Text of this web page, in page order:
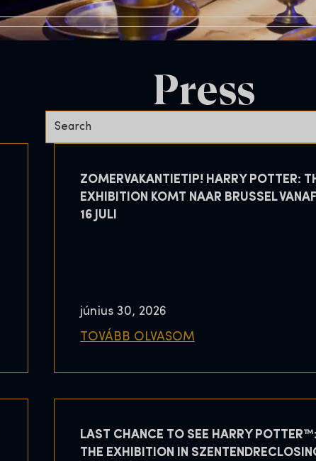
Press
ZOMERVAKANTIETIP! HARRY POTTER:
EXHIBITION KOMT NAAR BRUSSEL VANAF
16 JULI
június 30, 2026
TOVÁBB OLVASOM
LAST CHANCE TO SEE HARRY POTTER™:
THE EXHIBITION IN